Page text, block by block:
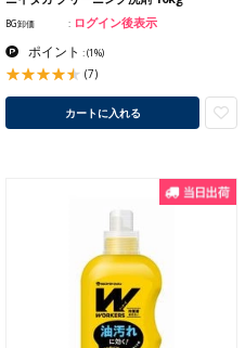
BG卸価 ログイン後表示
ポイント :(1%)
(7)
カートに入れる